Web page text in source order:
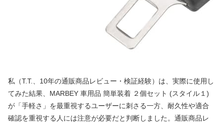
私（T.T.、10年の通販商品レビュー・検証経験）は、実際に使用し
てみた結果、MARBEY 車用品 簡単装着 ２個セット (スタイル１)
が「手軽さ」を最重視するユーザーに刺さる一方、耐久性や適合
確認を重視する人には注意が必要だと判断しました。通販商品レ